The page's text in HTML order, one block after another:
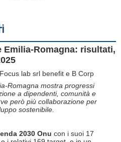
Emilia-Romagna: risultati,
lab srl benefit e B Corp
Romagna mostra progressi
a dipendenti, comunità e
però più collaborazione per
sostenibile.
2030 Onu con i suoi 17